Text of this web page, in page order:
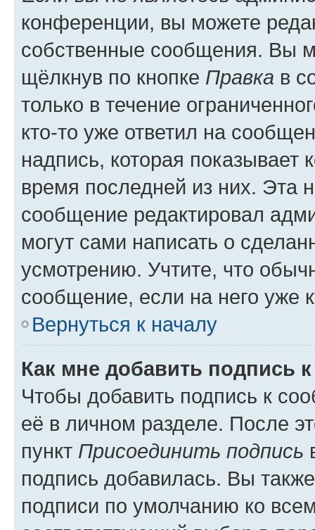
конференции, вы можете
собственные сообщения. Вы
щёлкнув по кнопке Правка в
только в течение
кто-то уже ответил на
надпись, которая показывает
время последней из них. Эта
сообщение редактировал
могут сами написать о
усмотрению. Учтите, что
сообщение, если на него уже
Вернуться к началу
Как мне добавить подпись
Чтобы добавить подпись к
её в личном разделе. После
пункт Присоединить подпись
подпись добавилась. Вы
подписи по умолчанию ко